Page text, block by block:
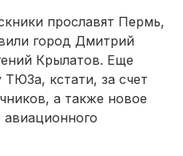
прославят Пермь,
город Дмитрий
Крылатов. Еще
кстати, за счет
а также новое